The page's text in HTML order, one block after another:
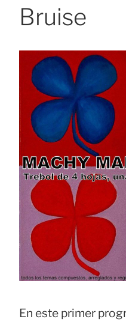
Bruise
En este primer